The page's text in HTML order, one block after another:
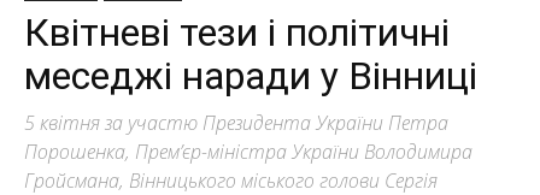
Квітневі тези і політичні
меседжі наради у Вінниці
5 квітня за участю Президента України Петра
Порошенка, Прем’єр-міністра України Володимира
Гройсмана, Вінницького міського голови Сергія